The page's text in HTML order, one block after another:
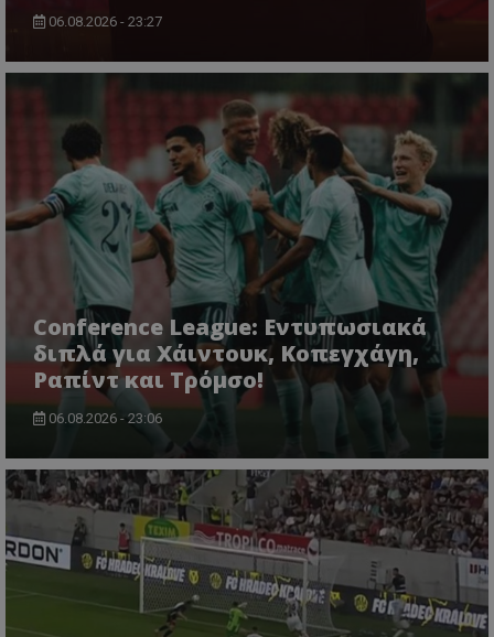
06.08.2026 - 23:27
Conference League: Εντυπωσιακά
διπλά για Χάιντουκ, Κοπεγχάγη,
Ραπίντ και Τρόμσο!
06.08.2026 - 23:06